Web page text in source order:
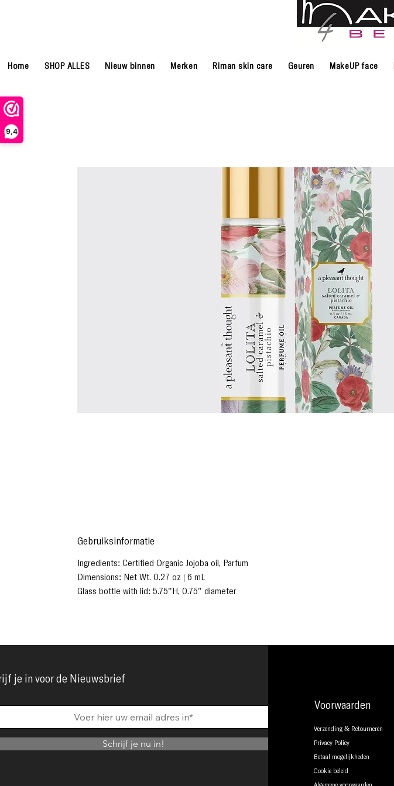
9,4
Home SHOP ALLES Nieuw binnen Merken Riman skin care Geuren MakeUP face
Gebruiksinformatie
Ingredients: Certified Organic Jojoba oil, Parfum
Dimensions: Net Wt. 0.27 oz | 6 mL
Glass bottle with lid: 5.75"H, 0.75" diameter
je in voor de Nieuwsbrief
Schrijf je nu in!
Voorwaarden
Verzending & Retourneren
Privacy Policy
Betaal mogelijkheden
Cookie beleid